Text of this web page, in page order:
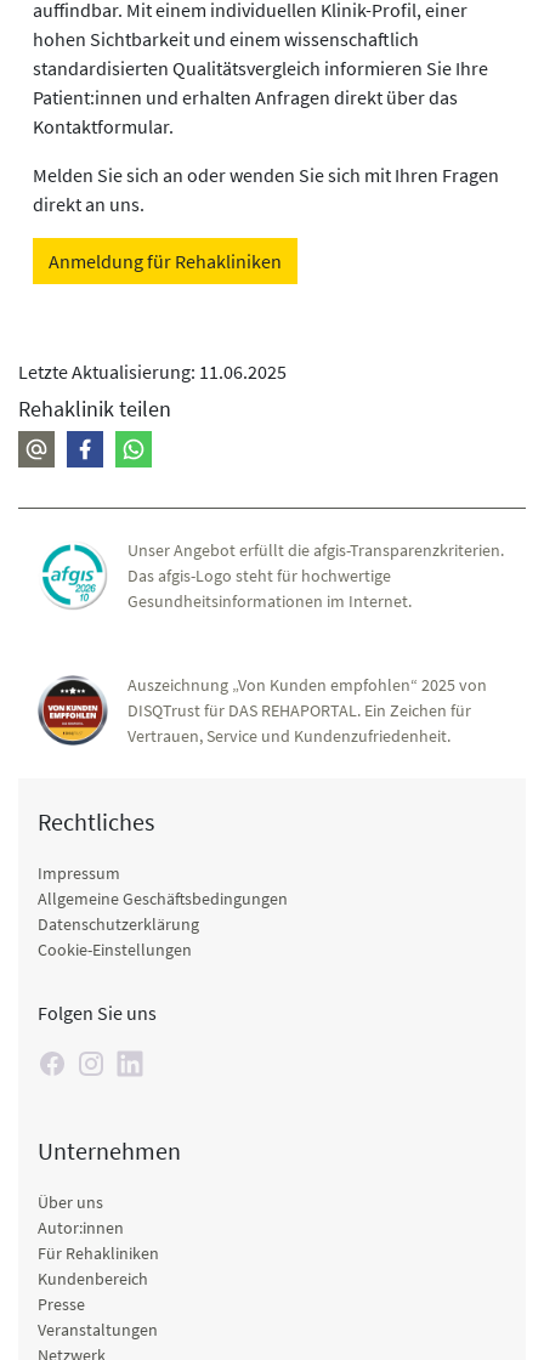
auffindbar. Mit einem individuellen Klinik-Profil, einer
hohen Sichtbarkeit und einem wissenschaftlich
standardisierten Qualitätsvergleich informieren Sie Ihre
Patient:innen und erhalten Anfragen direkt über das
Kontaktformular.
Melden Sie sich an oder wenden Sie sich mit Ihren Fragen
direkt an uns.
Anmeldung für Rehakliniken
Letzte Aktualisierung: 11.06.2025
Rehaklinik teilen
Unser Angebot erfüllt die afgis-Transparenzkriterien.
Das afgis-Logo steht für hochwertige
Gesundheitsinformationen im Internet.
Auszeichnung „Von Kunden empfohlen“ 2025 von
DISQTrust für DAS REHAPORTAL. Ein Zeichen für
Vertrauen, Service und Kundenzufriedenheit.
Rechtliches
Impressum
Allgemeine Geschäftsbedingungen
Datenschutzerklärung
Cookie-Einstellungen
Folgen Sie uns
Unternehmen
Über uns
Autor:innen
Für Rehakliniken
Kundenbereich
Presse
Veranstaltungen
Netzwerk